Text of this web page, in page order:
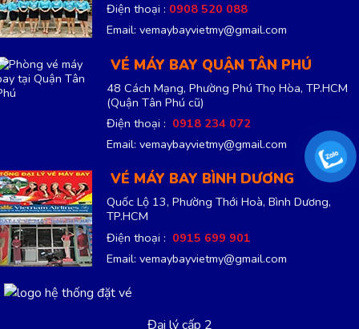
Điện thoại : 0908 520 088
Email: vemaybayvietmy@gmail.com
VÉ MÁY BAY QUẬN TÂN PHÚ
48 Cách Mạng, Phường Phú Thọ Hòa, TP.HCM
(Quận Tân Phú cũ)
Điện thoại : 0918 234 072
Email: vemaybayvietmy@gmail.com
VÉ MÁY BAY BÌNH DƯƠNG
Quốc Lộ 13, Phường Thới Hoà, Bình Dương,
TP.HCM
Điện thoại : 0915 699 901
Email: vemaybayvietmy@gmail.com
Đại lý cấp 2